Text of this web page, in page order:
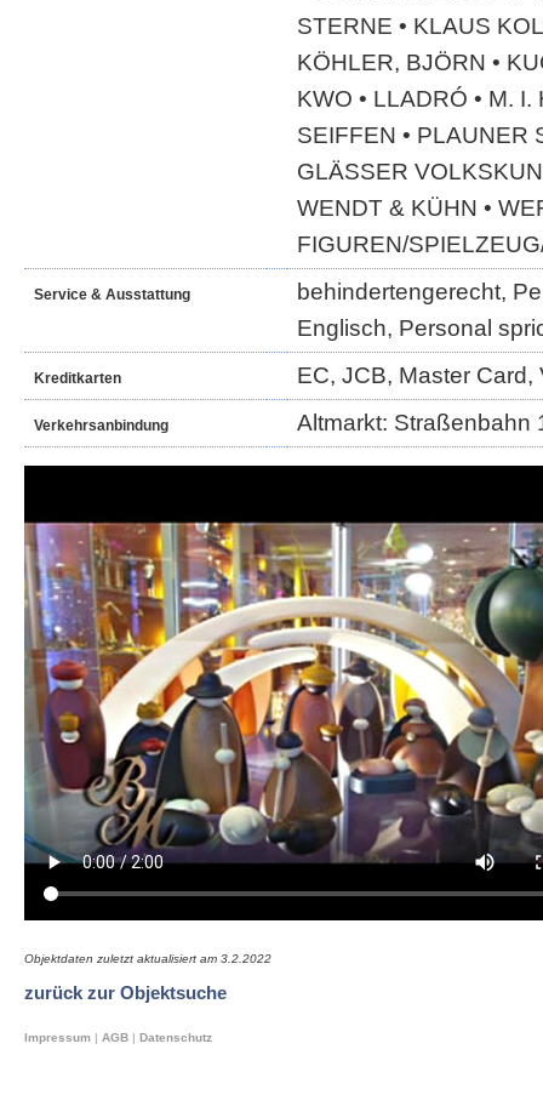
STERNE • KLAUS
KÖHLER, BJÖRN •
KWO • LLADRÓ • M.
SEIFFEN • PLAUNER
GLÄSSER
WENDT & KÜHN •
FIGUREN/
Service & Ausstattung
behindertengerecht,
Englisch, Personal
Kreditkarten EC, JCB, Master Card,
Verkehrsanbindung Altmarkt: Straßenbahn
Objektdaten zuletzt aktualisiert am 3.2.2022
zurück zur Objektsuche
Impressum | AGB | Datenschutz